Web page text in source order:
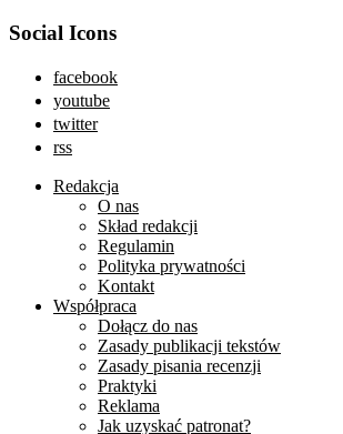
Social Icons
facebook
youtube
twitter
rss
Redakcja
O nas
Skład redakcji
Regulamin
Polityka prywatności
Kontakt
Współpraca
Dołącz do nas
Zasady publikacji tekstów
Zasady pisania recenzji
Praktyki
Reklama
Jak uzyskać patronat?